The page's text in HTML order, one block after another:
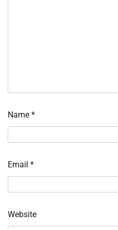
Name *
Email *
Website